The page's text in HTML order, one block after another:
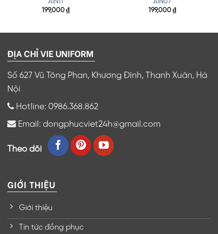
AIN11
199,000 ₫
AIN07
199,000 ₫
ĐỊA CHỈ VIE UNIFORM
Số 627 Vũ Tông Phan, Khương Đình, Thanh Xuân, Hà
Nội
Hotline: 0986.368.862
Email: dongphucviet24h@gmail.com
Theo dõi
GIỚI THIỆU
Giới thiệu
Tin tức đồng phục